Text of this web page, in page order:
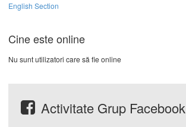
English Section
Cine este online
Nu sunt utilizatori care să fie online
Activitate Grup Facebook